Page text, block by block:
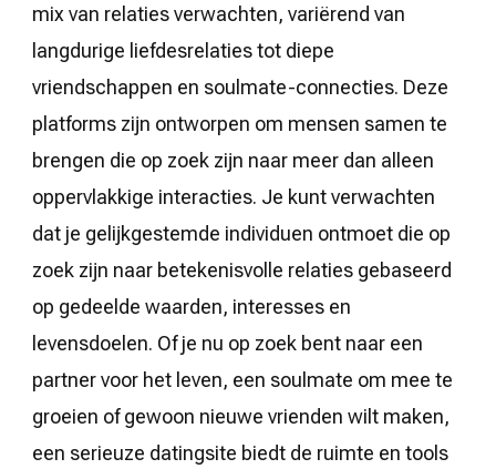
mix van relaties verwachten, variërend van
langdurige liefdesrelaties tot diepe
vriendschappen en soulmate-connecties. Deze
platforms zijn ontworpen om mensen samen te
brengen die op zoek zijn naar meer dan alleen
oppervlakkige interacties. Je kunt verwachten
dat je gelijkgestemde individuen ontmoet die op
zoek zijn naar betekenisvolle relaties gebaseerd
op gedeelde waarden, interesses en
levensdoelen. Of je nu op zoek bent naar een
partner voor het leven, een soulmate om mee te
groeien of gewoon nieuwe vrienden wilt maken,
een serieuze datingsite biedt de ruimte en tools